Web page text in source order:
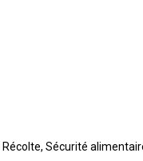
Récolte, Sécurité